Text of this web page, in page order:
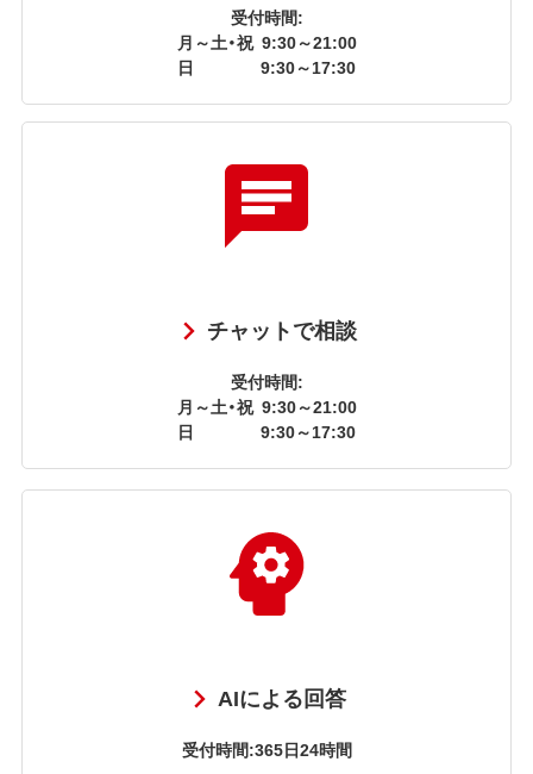
受付時間:
月～土・祝 9:30～21:00
日
9:30～17:30
チャットで相談
受付時間:
月～土・祝 9:30～21:00
日
9:30～17:30
AIによる回答
受付時間:365日24時間